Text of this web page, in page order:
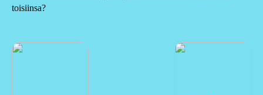
toisiinsa?